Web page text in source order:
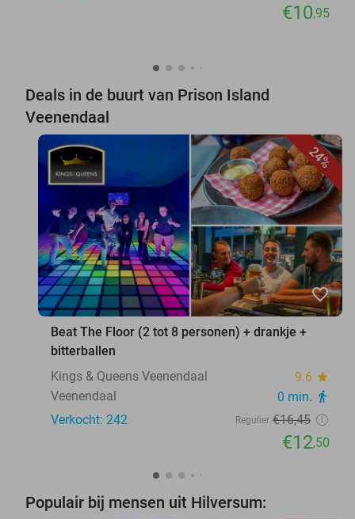
€10,95
Deals in de buurt van Prison Island
Veenendaal
24%
favorite_border
Beat The Floor (2 tot 8 personen) + drankje +
bitterballen
Kings & Queens Veenendaal
9.6 star
Veenendaal 0 min. directions_walk
Verkocht: 242 Regulier €16,45
€12,50
Populair bij mensen uit Hilversum: